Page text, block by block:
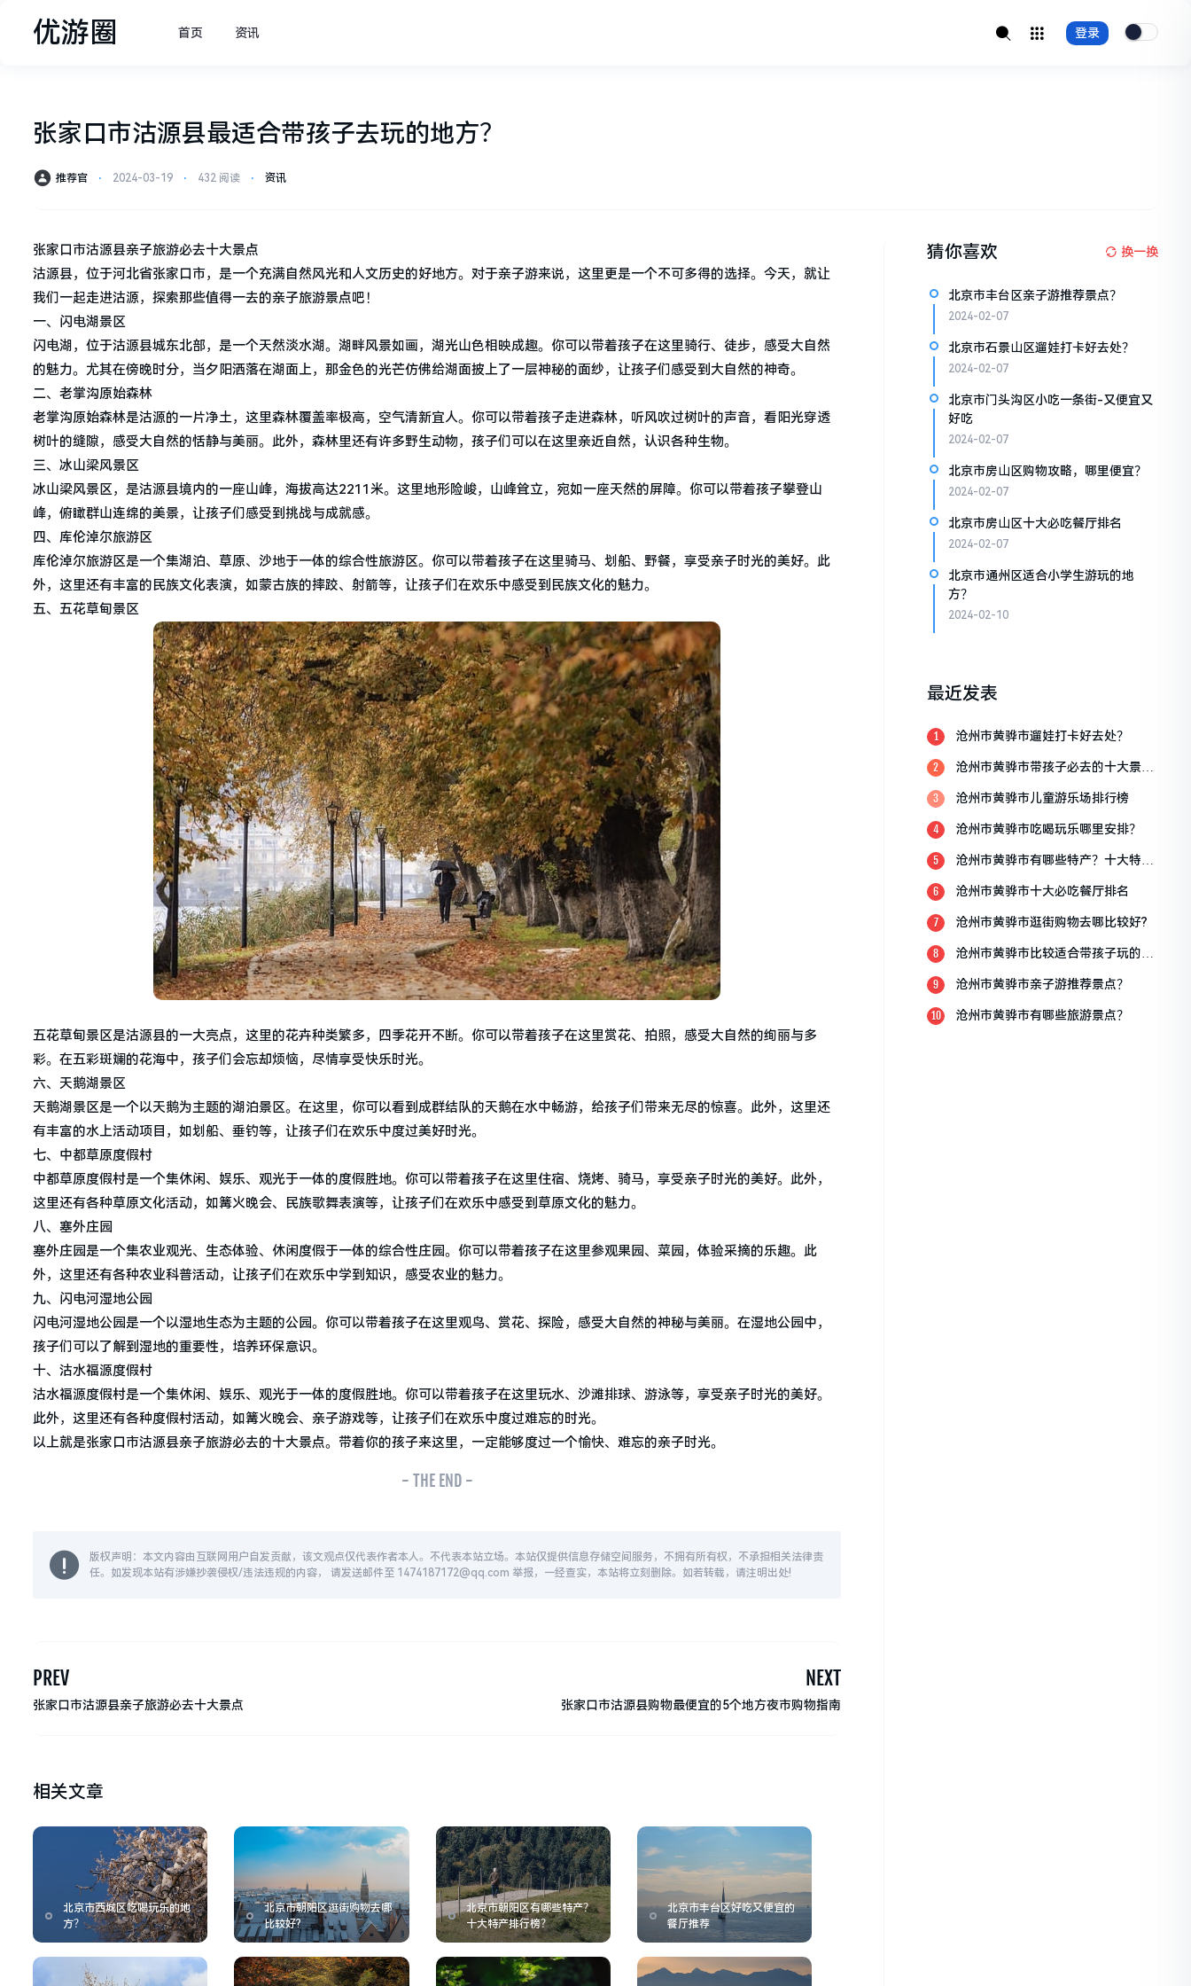
优游圈 首页 资讯 登录
张家口市沽源县最适合带孩子去玩的地方？
推荐官 ⋅ 2024-03-19 ⋅ 432 阅读 ⋅ 资讯
张家口市沽源县亲子旅游必去十大景点
沽源县，位于河北省张家口市，是一个充满自然风光和人文历史的好地方。对于亲子游来说，这里更是一个不可多得的选择。今天，就让
我们一起走进沽源，探索那些值得一去的亲子旅游景点吧！
一、闪电湖景区
闪电湖，位于沽源县城东北部，是一个天然淡水湖。湖畔风景如画，湖光山色相映成趣。你可以带着孩子在这里骑行、徒步，感受大自然
的魅力。尤其在傍晚时分，当夕阳洒落在湖面上，那金色的光芒仿佛给湖面披上了一层神秘的面纱，让孩子们感受到大自然的神奇。
二、老掌沟原始森林
老掌沟原始森林是沽源的一片净土，这里森林覆盖率极高，空气清新宜人。你可以带着孩子走进森林，听风吹过树叶的声音，看阳光穿透
树叶的缝隙，感受大自然的恬静与美丽。此外，森林里还有许多野生动物，孩子们可以在这里亲近自然，认识各种生物。
三、冰山梁风景区
冰山梁风景区，是沽源县境内的一座山峰，海拔高达2211米。这里地形险峻，山峰耸立，宛如一座天然的屏障。你可以带着孩子攀登山
峰，俯瞰群山连绵的美景，让孩子们感受到挑战与成就感。
四、库伦淖尔旅游区
库伦淖尔旅游区是一个集湖泊、草原、沙地于一体的综合性旅游区。你可以带着孩子在这里骑马、划船、野餐，享受亲子时光的美好。此
外，这里还有丰富的民族文化表演，如蒙古族的摔跤、射箭等，让孩子们在欢乐中感受到民族文化的魅力。
五、五花草甸景区
五花草甸景区是沽源县的一大亮点，这里的花卉种类繁多，四季花开不断。你可以带着孩子在这里赏花、拍照，感受大自然的绚丽与多
彩。在五彩斑斓的花海中，孩子们会忘却烦恼，尽情享受快乐时光。
六、天鹅湖景区
天鹅湖景区是一个以天鹅为主题的湖泊景区。在这里，你可以看到成群结队的天鹅在水中畅游，给孩子们带来无尽的惊喜。此外，这里还
有丰富的水上活动项目，如划船、垂钓等，让孩子们在欢乐中度过美好时光。
七、中都草原度假村
中都草原度假村是一个集休闲、娱乐、观光于一体的度假胜地。你可以带着孩子在这里住宿、烧烤、骑马，享受亲子时光的美好。此外，
这里还有各种草原文化活动，如篝火晚会、民族歌舞表演等，让孩子们在欢乐中感受到草原文化的魅力。
八、塞外庄园
塞外庄园是一个集农业观光、生态体验、休闲度假于一体的综合性庄园。你可以带着孩子在这里参观果园、菜园，体验采摘的乐趣。此
外，这里还有各种农业科普活动，让孩子们在欢乐中学到知识，感受农业的魅力。
九、闪电河湿地公园
闪电河湿地公园是一个以湿地生态为主题的公园。你可以带着孩子在这里观鸟、赏花、探险，感受大自然的神秘与美丽。在湿地公园中，
孩子们可以了解到湿地的重要性，培养环保意识。
十、沽水福源度假村
沽水福源度假村是一个集休闲、娱乐、观光于一体的度假胜地。你可以带着孩子在这里玩水、沙滩排球、游泳等，享受亲子时光的美好。
此外，这里还有各种度假村活动，如篝火晚会、亲子游戏等，让孩子们在欢乐中度过难忘的时光。
以上就是张家口市沽源县亲子旅游必去的十大景点。带着你的孩子来这里，一定能够度过一个愉快、难忘的亲子时光。
- THE END -
版权声明：本文内容由互联网用户自发贡献，该文观点仅代表作者本人。不代表本站立场。本站仅提供信息存储空间服务，不拥有所有权，不承担相关法律责
任。如发现本站有涉嫌抄袭侵权/违法违规的内容， 请发送邮件至 1474187172@qq.com 举报，一经查实，本站将立刻删除。如若转载，请注明出处!
PREV
张家口市沽源县亲子旅游必去十大景点
NEXT
张家口市沽源县购物最便宜的5个地方夜市购物指南
相关文章
北京市西城区吃喝玩乐的地
方？
北京市朝阳区逛街购物去哪
比较好?
北京市朝阳区有哪些特产？
十大特产排行榜？
北京市丰台区好吃又便宜的
餐厅推荐
猜你喜欢 换一换
北京市丰台区亲子游推荐景点？
2024-02-07
北京市石景山区遛娃打卡好去处？
2024-02-07
北京市门头沟区小吃一条街-又便宜又
好吃
2024-02-07
北京市房山区购物攻略，哪里便宜？
2024-02-07
北京市房山区十大必吃餐厅排名
2024-02-07
北京市通州区适合小学生游玩的地
方？
2024-02-10
最近发表
1 沧州市黄骅市遛娃打卡好去处？
2
沧州市黄骅市带孩子必去的十大景
3 沧州市黄骅市儿童游乐场排行榜
4 沧州市黄骅市吃喝玩乐哪里安排？
5
沧州市黄骅市有哪些特产？十大特产
6 沧州市黄骅市十大必吃餐厅排名
7 沧州市黄骅市逛街购物去哪比较好?
8
沧州市黄骅市比较适合带孩子玩的地
9 沧州市黄骅市亲子游推荐景点？
10 沧州市黄骅市有哪些旅游景点？